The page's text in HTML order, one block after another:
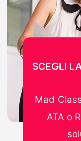
SCEGLI
Mad
ATA o